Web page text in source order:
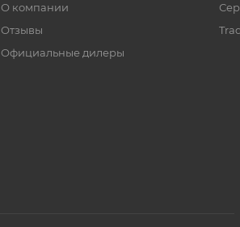
О компании
Отзывы
Официальные дилеры